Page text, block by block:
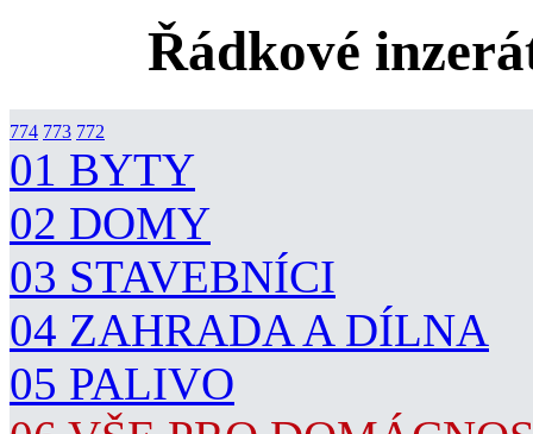
Řádkové
774 773 772
01 BYTY
02 DOMY
03 STAVEBNÍCI
04 ZAHRADA A DÍLNA
05 PALIVO